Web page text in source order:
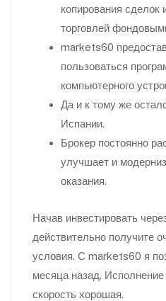
копирования сделок
торговлей
markets60
пользоваться
компьютерного
Да и к тому же
Испании.
Брокер постоянно
улучшает и
оказания.
Начав инвестировать
действительно получите
условия. С markets60 я
месяца назад.
скорость хорошая.